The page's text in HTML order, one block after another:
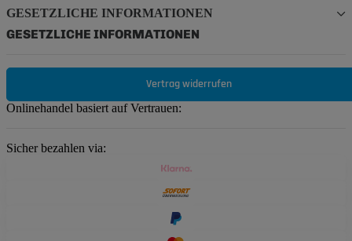
GESETZLICHE INFORMATIONEN
GESETZLICHE INFORMATIONEN
Vertrag widerrufen
Onlinehandel basiert auf Vertrauen:
Sicher bezahlen via: